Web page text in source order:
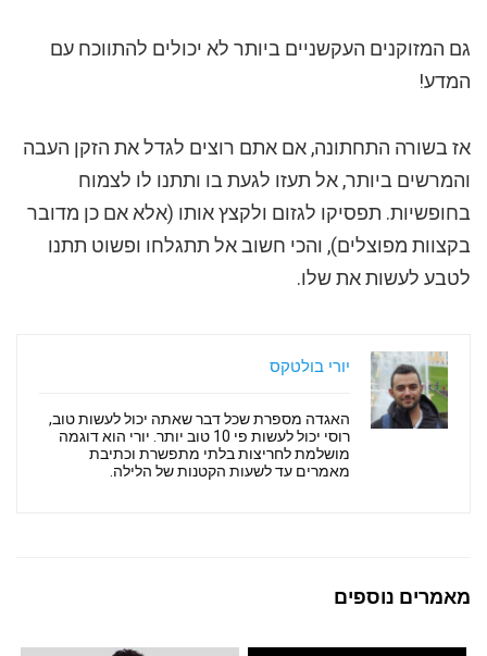
גם המזוקנים העקשניים ביותר לא יכולים להתווכח עם
המדע!
אז בשורה התחתונה, אם אתם רוצים לגדל את הזקן העבה
והמרשים ביותר, אל תעזו לגעת בו ותתנו לו לצמוח
בחופשיות. תפסיקו לגזום ולקצץ אותו (אלא אם כן מדובר
בקצוות מפוצלים), והכי חשוב אל תתגלחו ופשוט תתנו
לטבע לעשות את שלו.
יורי בולטקס
האגדה מספרת שכל דבר שאתה יכול לעשות טוב,
רוסי יכול לעשות פי 10 טוב יותר. יורי הוא דוגמה
מושלמת לחריצות בלתי מתפשרת וכתיבת
מאמרים עד לשעות הקטנות של הלילה.
מאמרים נוספים